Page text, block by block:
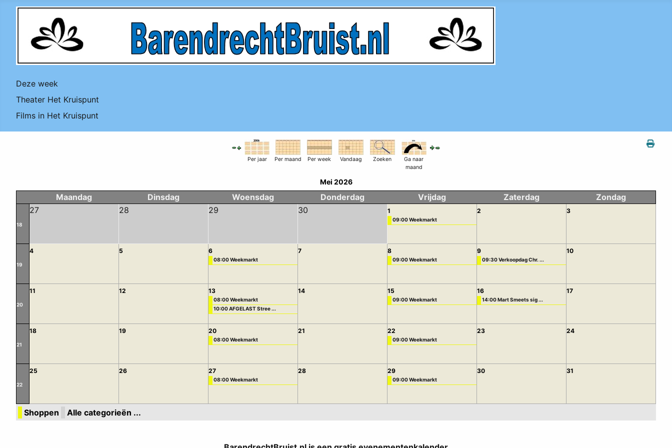
Deze week
Theater Het Kruispunt
Films in Het Kruispunt
Per jaar Per maand Per week Vandaag Zoeken
Ga naar
maand
Mei 2026
Maandag Dinsdag Woensdag Donderdag Vrijdag Zaterdag Zondag
18
27 28 29 30 1
09:00 Weekmarkt
2 3
19
4 5 6
08:00 Weekmarkt
7 8
09:00 Weekmarkt
9
09:30 Verkoopdag Chr. ...
10
20
11 12 13
08:00 Weekmarkt
10:00 AFGELAST Stree ...
14 15
09:00 Weekmarkt
16
14:00 Mart Smeets sig ...
17
21
18 19 20
08:00 Weekmarkt
21 22
09:00 Weekmarkt
23 24
22
25 26 27
08:00 Weekmarkt
28 29
09:00 Weekmarkt
30 31
Shoppen Alle categorieën ...